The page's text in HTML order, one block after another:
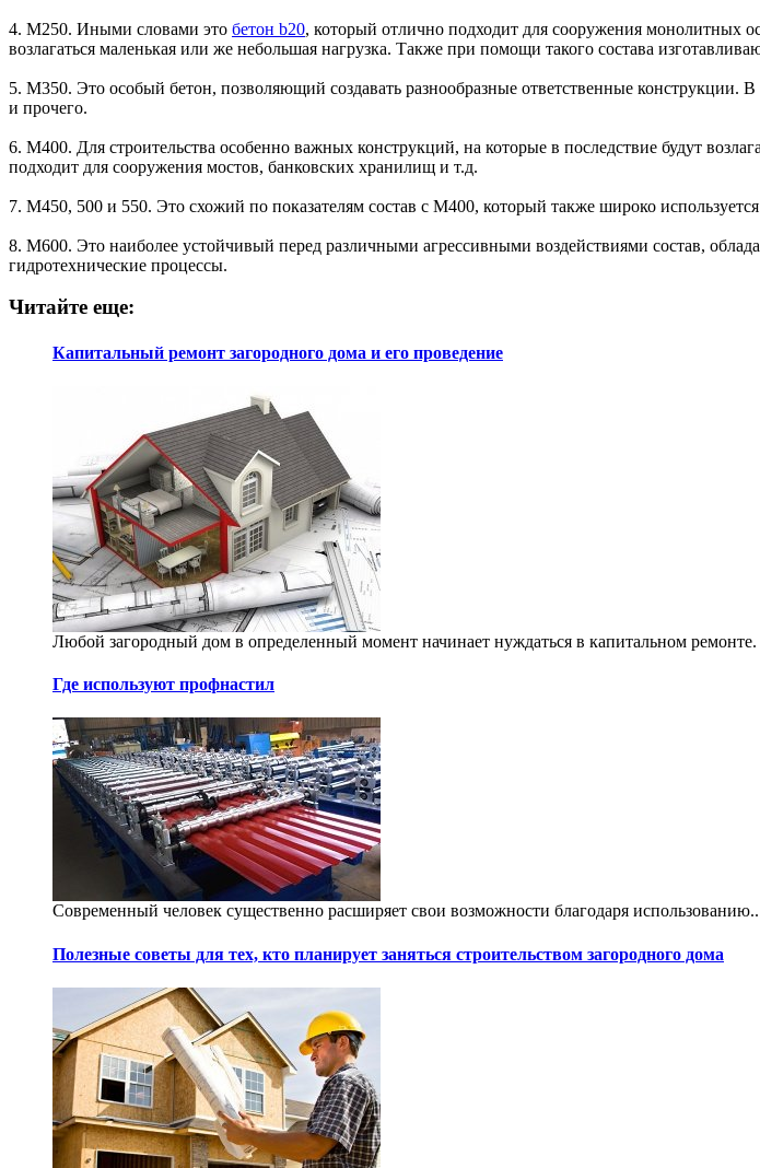
4. М250. Иными словами это бетон b20, который отлично подходит для сооружения монолитных
возлагаться маленькая или же небольшая нагрузка. Также при помощи такого состава
5. М350. Это особый бетон, позволяющий создавать разнообразные ответственные конструкции.
и прочего.
6. М400. Для строительства особенно важных конструкций, на которые в последствие будут
подходит для сооружения мостов, банковских хранилищ и т.д.
7. М450, 500 и 550. Это схожий по показателям состав с М400, который также широко
8. М600. Это наиболее устойчивый перед различными агрессивными воздействиями состав,
гидротехнические процессы.
Читайте еще:
Капитальный ремонт загородного дома и его проведение
Любой загородный дом в определенный момент начинает нуждаться в капитальном
Где используют профнастил
Современный человек существенно расширяет свои возможности благодаря использованию..
Полезные советы для тех, кто планирует заняться строительством загородного дома